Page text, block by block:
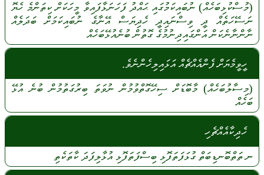
(މުސްކުޅިބަހެއް)ނުބައިކަމުގައިޙައްދުފަހަނަޅާފައިވާ މީހަކަށްކިތަންމެހެޔޮ
ނަސޭހަތެއް ދީ ވިސްނައިދީހެދިޔަސްއޭނާގެނުބައިކަމަށް ބަދަލެއް
ނާންނާނެކަންއަންގައިދިނުމުގެގޮތުންބުނެއުޅޭބަހެއް
ހީވީމެޔަށް ފެންއެއްޗެއް އަޅައިލިހެންނެވެ.
(މިސާލުބަހެއް)މާބޮޑަށް ސިހޭގޮތްވުމުން ނުވަތަ ބިރުގަތުމުން ބުނެ އުޅޭ
ބަހެއް
ހެދިކާއެއްޗެހި
ނތަތްބޮނޑިބަތް ގުޅަފަތަފޮޅި ބިސްފަތަފޮޅި އުޅާލިފަދަކާތަކެތި